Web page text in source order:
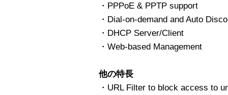
・PPPoE & PPTP support
・Dial-on-demand and Auto
・DHCP Server/Client
・Web-based Management
他の特長
・URL Filter to block access to